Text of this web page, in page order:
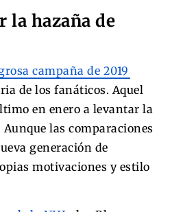
la hazaña de
campaña de 2019
de los fanáticos. Aquel
en enero a levantar la
las comparaciones
generación de
motivaciones y estilo